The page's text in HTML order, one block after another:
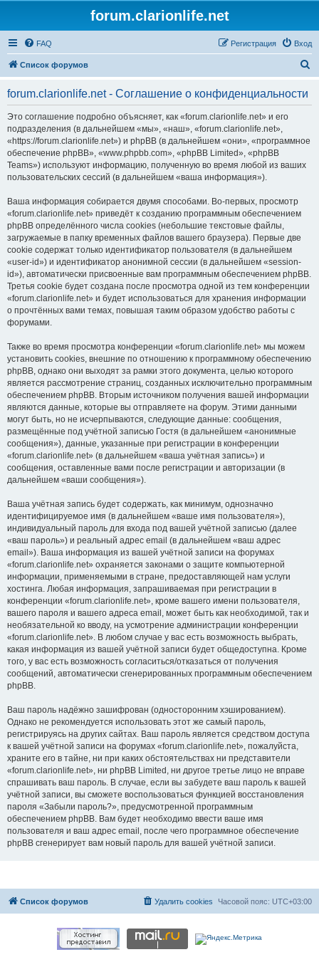
forum.clarionlife.net
FAQ Вход
Регистрация
Список форумов
forum.clarionlife.net - Соглашение о конфиденциальности
Это соглашение подробно объясняет, как «forum.clarionlife.net» и его
подразделения (в дальнейшем «мы», «наш», «forum.clarionlife.net»,
«https://forum.clarionlife.net») и phpBB (в дальнейшем «они», «программное
обеспечение phpBB», «www.phpbb.com», «phpBB Limited», «phpBB
Teams») используют информацию, полученную во время любой из ваших
пользовательских сессий (в дальнейшем «ваша информация»).
Ваша информация собирается двумя способами. Во-первых, просмотр
«forum.clarionlife.net» приведёт к созданию программным обеспечением
phpBB определённого числа cookies (небольшие текстовые файлы,
загружаемые в папку временных файлов вашего браузера). Первые две
cookie содержат только идентификатор пользователя (в дальнейшем
«user-id») и идентификатор анонимной сессии (в дальнейшем «session-
id»), автоматически присвоенные вам программным обеспечением phpBB.
Третья cookie будет создана после просмотра одной из тем конференции
«forum.clarionlife.net» и будет использоваться для хранения информации
о прочтённых вами темах, повышая таким образом удобство работы с
форумами.
Также во время просмотра конференции «forum.clarionlife.net» мы можем
установить cookies, внешние по отношению к программному обеспечению
phpBB, однако они выходят за рамки этого документа, целью которого
является рассмотрение страниц, созданных исключительно программным
обеспечением phpBB. Вторым источником получения вашей информации
являются данные, которые вы отправляете на форум. Этими данными
могут быть, но не исчерпываются, следующие данные: сообщения,
размещённые под учётной записью Гостя (в дальнейшем «анонимные
сообщения»), данные, указанные при регистрации в конференции
«forum.clarionlife.net» (в дальнейшем «ваша учётная запись») и
сообщения, оставленные вами после регистрации и авторизации (в
дальнейшем «ваши сообщения»).
Ваша учётная запись будет содержать, как минимум, однозначно
идентифицируемое имя (в дальнейшем «ваше имя пользователя»),
индивидуальный пароль для входа под вашей учётной записью (далее
«ваш пароль») и реальный адрес email (в дальнейшем «ваш адрес
email»). Ваша информация из вашей учётной записи на форумах
«forum.clarionlife.net» охраняется законами о защите компьютерной
информации, применяемыми в стране, предоставляющей нам услуги
хостинга. Любая информация, запрашиваемая при регистрации в
конференции «forum.clarionlife.net», кроме вашего имени пользователя,
вашего пароля и вашего адреса email, может быть как необходимой, так и
необязательной ко вводу, на усмотрение администрации конференции
«forum.clarionlife.net». В любом случае у вас есть возможность выбрать,
какая информация из вашей учётной записи будет общедоступна. Кроме
того, у вас есть возможность согласиться/отказаться от получения
сообщений, автоматически сгенерированных программным обеспечением
phpBB.
Ваш пароль надёжно зашифрован (односторонним хэшированием).
Однако не рекомендуется использовать этот же самый пароль,
регистрируясь на других сайтах. Ваш пароль является средством доступа
к вашей учётной записи на форумах «forum.clarionlife.net», пожалуйста,
храните его в тайне, ни при каких обстоятельствах ни представители
«forum.clarionlife.net», ни phpBB Limited, ни другое третье лицо не вправе
спрашивать ваш пароль. В случае, если вы забудете ваш пароль к вашей
учётной записи, вы сможете воспользоваться функцией восстановления
пароля «Забыли пароль?», предусмотренной программным
обеспечением phpBB. Вам будет необходимо ввести ваше имя
пользователя и ваш адрес email, после чего программное обеспечение
phpBB сгенерирует вам новый пароль для вашей учётной записи.
Список форумов Часовой пояс: UTC+03:00
Удалить cookies